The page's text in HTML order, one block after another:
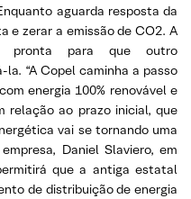
aguarda resposta da
e zerar a emissão de CO2. A
pronta para que outro
“A Copel caminha a passo
energia 100% renovável e
relação ao prazo inicial, que
vai se tornando uma
Daniel Slaviero, em
que a antiga estatal
de distribuição de energia